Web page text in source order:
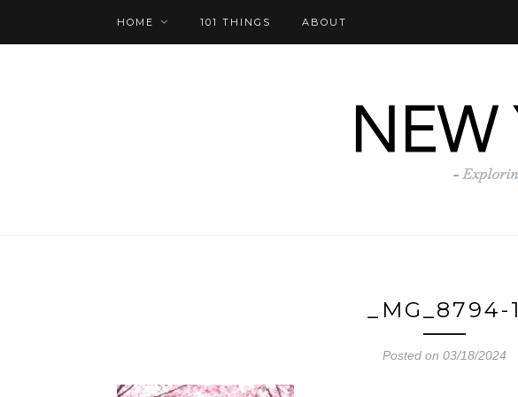
HOME 101 THINGS ABOUT
_MG_8794-1
Posted on 03/18/2024